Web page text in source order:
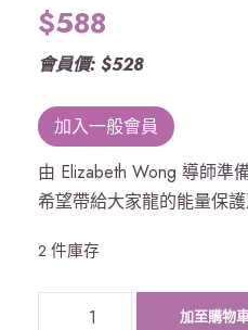
$588
會員價: $528
加入一般會員
由 Elizabeth Wong 導師準
希望帶給大家龍的能量保
2 件庫存
加至購物